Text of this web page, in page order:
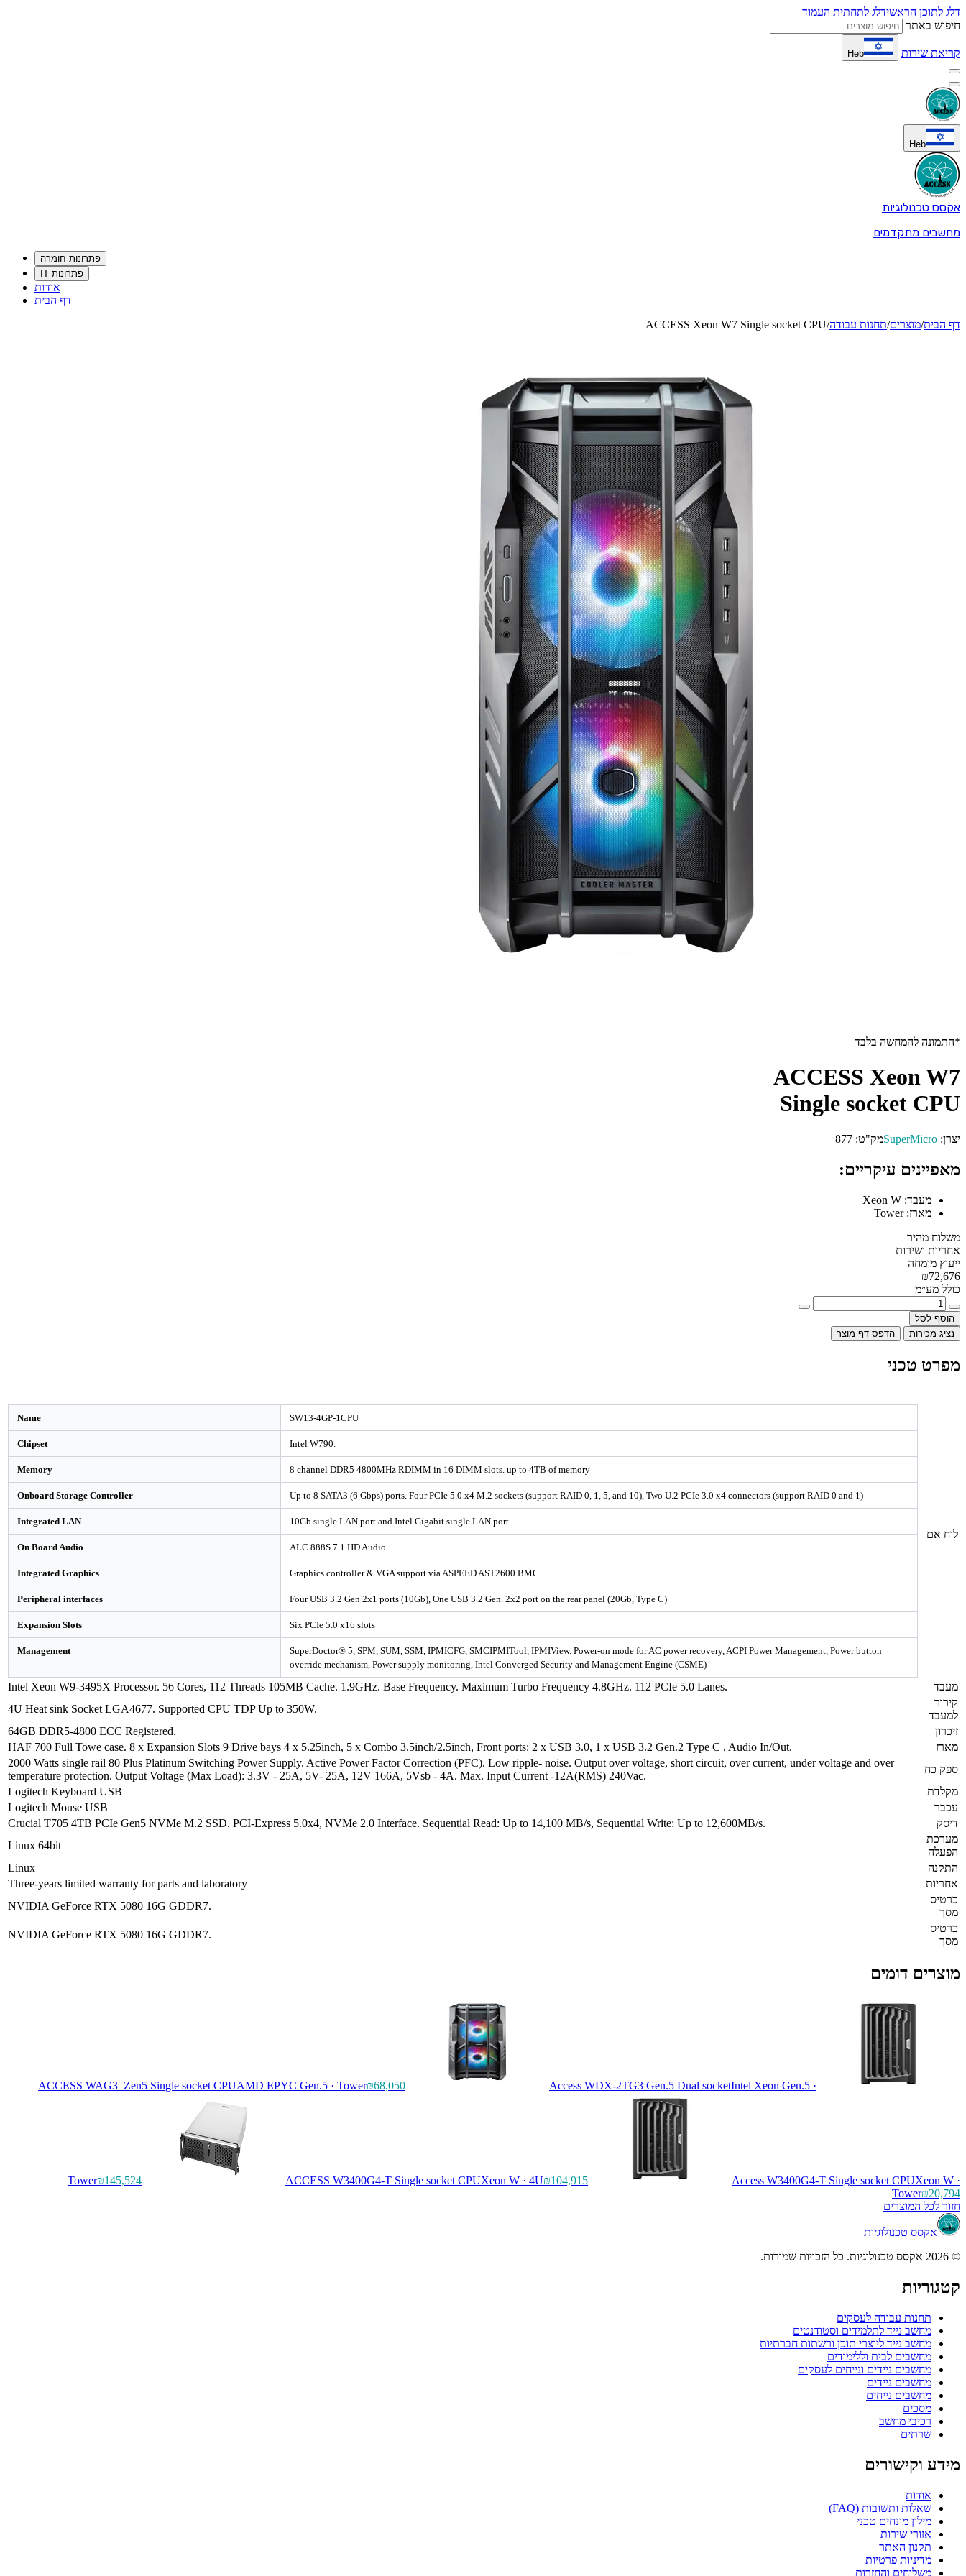
דלג לתוכן הראשידלג לתחתית העמוד
חיפוש באתר
קריאת שירות Heb
Heb
אקסס טכנולוגיות
מחשבים מתקדמים
פתרונות חומרה
פתרונות IT
אודות
דף הבית
דף הבית/מוצרים/תחנות עבודה/
ACCESS Xeon W7 Single socket CPU
*התמונה להמחשה בלבד
ACCESS Xeon W7
Single socket CPU
יצרן: SuperMicroמק"ט: 877
מאפיינים עיקריים:
מעבד:
מארז: Tower
משלוח מהיר
אחריות ושירות
ייעוץ מומחה
₪72,676
כולל מע״מ
הוסף לסל
נציג מכירות
הדפס דף מוצר
מפרט טכני
לוח אם
Name SW13-4GP-1CPU
Chipset Intel W790.
Memory 8 channel DDR5 4800MHz RDIMM in 16 DIMM slots. up to 4TB of memory
Onboard Storage Controller Up to 8 SATA3 (6 Gbps) ports. Four PCIe 5.0 x4 M.2 sockets (support RAID 0, 1, 5, and 10), Two U.2 PCIe 3.0 x4 connectors (support RAID 0 and 1)
Integrated LAN 10Gb single LAN port and Intel Gigabit single LAN port
On Board Audio ALC 888S 7.1 HD Audio
Integrated Graphics Graphics controller & VGA support via ASPEED AST2600 BMC
Peripheral interfaces Four USB 3.2 Gen 2x1 ports (10Gb), One USB 3.2 Gen. 2x2 port on the rear panel (20Gb, Type C)
Expansion Slots Six PCIe 5.0 x16 slots
Management
SuperDoctor® 5, SPM, SUM, SSM, IPMICFG, SMCIPMITool, IPMIView. Power-on mode for AC power recovery, ACPI Power Management, Power button
override mechanism, Power supply monitoring, Intel Converged Security and Management Engine (CSME)
מעבד
Intel Xeon W9-3495X Processor. 56 Cores, 112 Threads 105MB Cache. 1.9GHz. Base Frequency. Maximum Turbo Frequency 4.8GHz. 112 PCIe 5.0 Lanes.
קירור
למעבד
4U Heat sink Socket LGA4677. Supported CPU TDP Up to 350W.
זיכרון
64GB DDR5-4800 ECC Registered.
מארז
HAF 700 Full Towe case. 8 x Expansion Slots 9 Drive bays 4 x 5.25inch, 5 x Combo 3.5inch/2.5inch, Front ports: 2 x USB 3.0, 1 x USB 3.2 Gen.2 Type C , Audio In/Out.
ספק כח
2000 Watts single rail 80 Plus Platinum Switching Power Supply. Active Power Factor Correction (PFC). Low ripple- noise. Output over voltage, short circuit, over current, under voltage and over
temperature protection. Output Voltage (Max Load): 3.3V - 25A, 5V- 25A, 12V 166A, 5Vsb - 4A. Max. Input Current -12A(RMS) 240Vac.
מקלדת
Logitech Keyboard USB
עכבר
Logitech Mouse USB
דיסק
Crucial T705 4TB PCIe Gen5 NVMe M.2 SSD. PCI-Express 5.0x4, NVMe 2.0 Interface. Sequential Read: Up to 14,100 MB/s, Sequential Write: Up to 12,600MB/s.
מערכת
הפעלה
Linux 64bit
התקנה
Linux
אחריות
Three-years limited warranty for parts and laboratory
כרטיס
מסך
NVIDIA GeForce RTX 5080 16G GDDR7.
כרטיס
מסך
NVIDIA GeForce RTX 5080 16G GDDR7.
מוצרים דומים
ACCESS WAG3_Zen5 Single socket CPUAMD EPYC Gen.5 · Tower₪68,050 Access WDX-2TG3 Gen.5 Dual socketIntel Xeon Gen.5 ·
Tower₪145,524 ACCESS W3400G4-T Single socket CPUXeon W · 4U₪104,915 Access W3400G4-T Single socket CPUXeon W ·
Tower₪20,794
חזור לכל המוצרים
אקסס טכנולוגיות
© 2026 אקסס טכנולוגיות. כל הזכויות שמורות.
קטגוריות
תחנות עבודה לעסקים
מחשב נייד לתלמידים וסטודנטים
מחשב נייד ליוצרי תוכן ורשתות חברתיות
מחשבים לבית וללימודים
מחשבים ניידים ונייחים לעסקים
מחשבים ניידים
מחשבים נייחים
מסכים
רכיבי מחשב
שרתים
מידע וקישורים
אודות
שאלות ותשובות (FAQ)
מילון מונחים טכני
אזורי שירות
תקנון האתר
מדיניות פרטיות
משלוחים והחזרות